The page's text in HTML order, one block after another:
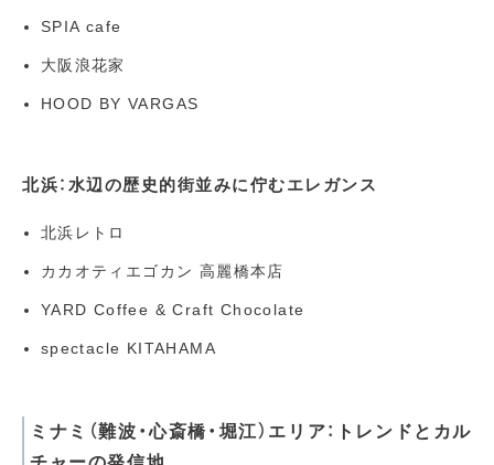
SPIA cafe
大阪浪花家
HOOD BY VARGAS
北浜：水辺の歴史的街並みに佇むエレガンス
北浜レトロ
カカオティエゴカン 高麗橋本店
YARD Coffee & Craft Chocolate
spectacle KITAHAMA
ミナミ（難波・心斎橋・堀江）エリア：トレンドとカル